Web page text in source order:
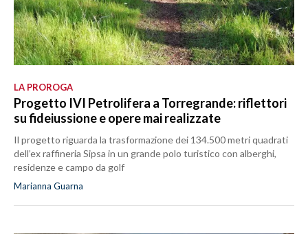
LA PROROGA
Progetto IVI Petrolifera a Torregrande: riflettori
su fideiussione e opere mai realizzate
Il progetto riguarda la trasformazione dei 134.500 metri quadrati
dell’ex raffineria Sipsa in un grande polo turistico con alberghi,
residenze e campo da golf
Marianna Guarna